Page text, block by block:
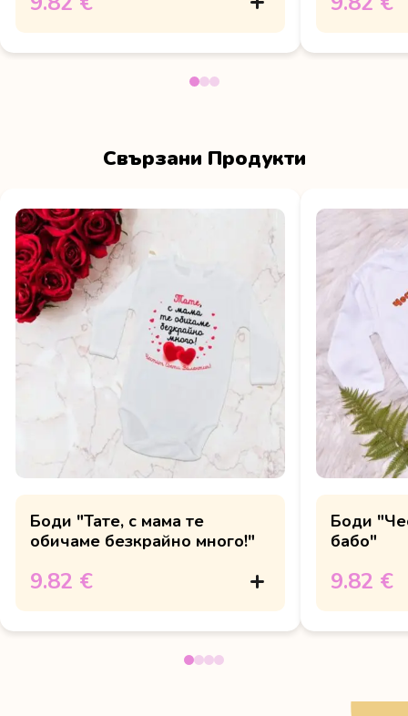
Свързани Продукти
Боди "Тате, с мама те
обичаме безкрайно много!"
9.82 €
Боди
бабо"
9.82 €